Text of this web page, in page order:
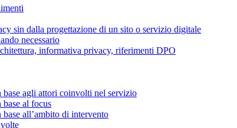
sin dalla progettazione di un sito o servizio digitale
necessario
informativa privacy, riferimenti DPO
agli attori coinvolti nel servizio
al focus
all’ambito di intervento